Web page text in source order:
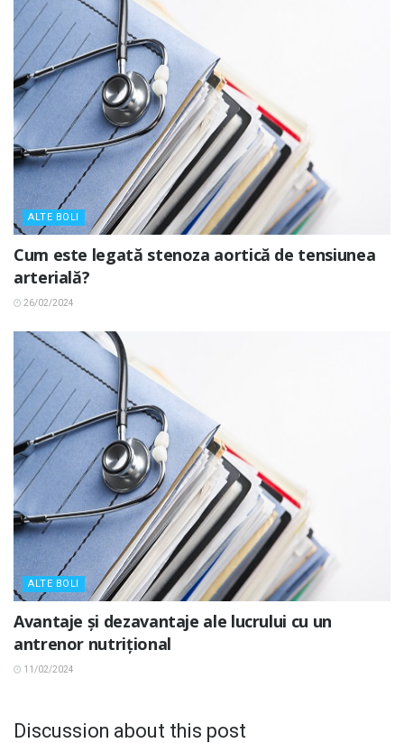
ALTE BOLI
Cum este legată stenoza aortică de tensiunea
arterială?
26/02/2024
ALTE BOLI
Avantaje și dezavantaje ale lucrului cu un
antrenor nutrițional
11/02/2024
Discussion about this post